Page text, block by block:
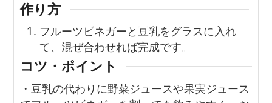
作り方
フルーツビネガーと豆乳をグラスに入れ
て、混ぜ合わせれば完成です。
コツ・ポイント
・豆乳の代わりに野菜ジュースや果実ジュース